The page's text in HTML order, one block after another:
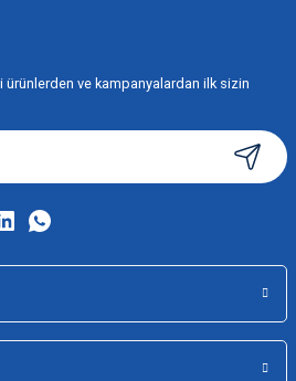
ederiz.
veya görüntülenemiyor.
bilgiler bulunuyor.
olmalı.
ürünlerden ve kampanyalardan ilk sizin